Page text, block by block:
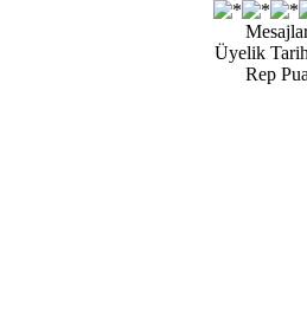
Üyelik
Rep